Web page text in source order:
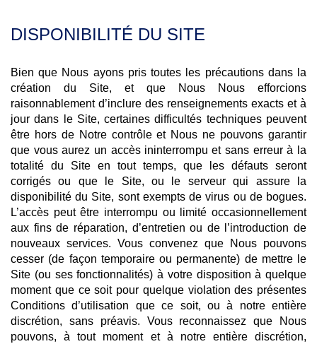
DISPONIBILITÉ DU SITE
Bien que Nous ayons pris toutes les précautions dans la
création du Site, et que Nous Nous efforcions
raisonnablement d’inclure des renseignements exacts et à
jour dans le Site, certaines difficultés techniques peuvent
être hors de Notre contrôle et Nous ne pouvons garantir
que vous aurez un accès ininterrompu et sans erreur à la
totalité du Site en tout temps, que les défauts seront
corrigés ou que le Site, ou le serveur qui assure la
disponibilité du Site, sont exempts de virus ou de bogues.
L’accès peut être interrompu ou limité occasionnellement
aux fins de réparation, d’entretien ou de l’introduction de
nouveaux services. Vous convenez que Nous pouvons
cesser (de façon temporaire ou permanente) de mettre le
Site (ou ses fonctionnalités) à votre disposition à quelque
moment que ce soit pour quelque violation des présentes
Conditions d’utilisation que ce soit, ou à notre entière
discrétion, sans préavis. Vous reconnaissez que Nous
pouvons, à tout moment et à notre entière discrétion,